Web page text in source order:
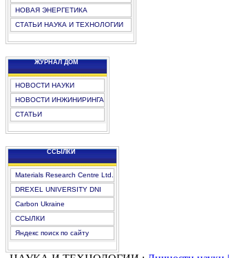
НОВАЯ ЭНЕРГЕТИКА
СТАТЬИ НАУКА И ТЕХНОЛОГИИ
ЖУРНАЛ ДОМ
НОВОСТИ НАУКИ
НОВОСТИ ИНЖИНИРИНГА
СТАТЬИ
CCЫЛКИ
Materials Research Centre Ltd.
DREXEL UNIVERSITY DNI
Carbon Ukraine
ССЫЛКИ
Яндекс поиск по сайту